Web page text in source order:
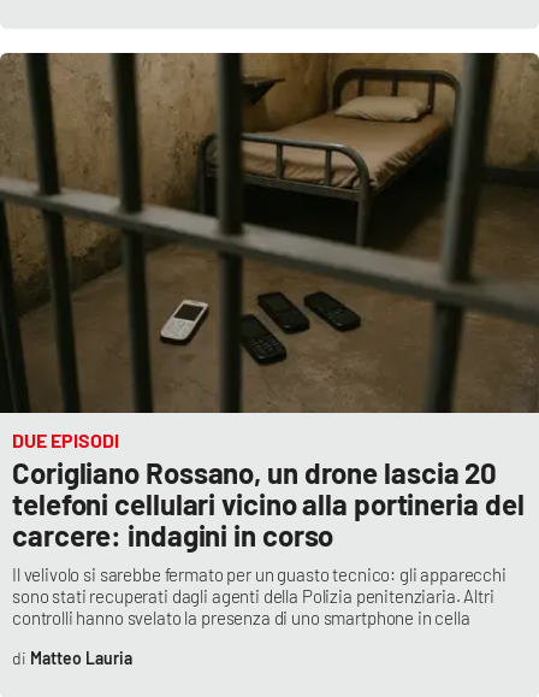
DUE EPISODI
Corigliano Rossano, un drone lascia 20
telefoni cellulari vicino alla portineria del
carcere: indagini in corso
Il velivolo si sarebbe fermato per un guasto tecnico: gli apparecchi
sono stati recuperati dagli agenti della Polizia penitenziaria. Altri
controlli hanno svelato la presenza di uno smartphone in cella
Matteo Lauria